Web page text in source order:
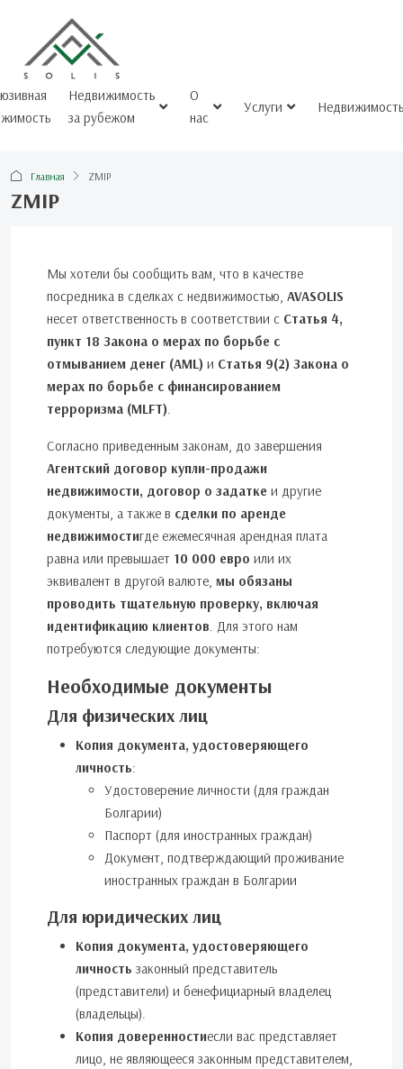
Недвижимость
за рубежом
О
нас
Услуги Недвижимость
Главная ZMIP
ZMIP
Мы хотели бы сообщить вам, что в качестве
посредника в сделках с недвижимостью, AVASOLIS
несет ответственность в соответствии с Статья 4,
пункт 18 Закона о мерах по борьбе с
отмыванием денег (AML) и Статья 9(2) Закона о
мерах по борьбе с финансированием
терроризма (MLFT).
Согласно приведенным законам, до завершения
Агентский договор купли-продажи
недвижимости, договор о задатке и другие
документы, а также в сделки по аренде
недвижимостигде ежемесячная арендная плата
равна или превышает 10 000 евро или их
эквивалент в другой валюте, мы обязаны
проводить тщательную проверку, включая
идентификацию клиентов. Для этого нам
потребуются следующие документы:
Необходимые документы
Для физических лиц
Копия документа, удостоверяющего
личность:
Удостоверение личности (для граждан
Болгарии)
Паспорт (для иностранных граждан)
Документ, подтверждающий проживание
иностранных граждан в Болгарии
Для юридических лиц
Копия документа, удостоверяющего
личность законный представитель
(представители) и бенефициарный владелец
(владельцы).
Копия доверенностиесли вас представляет
лицо, не являющееся законным представителем,